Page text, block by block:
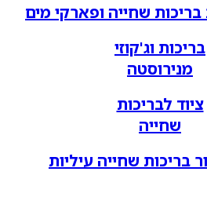
שחייה ופארקי מים
בריכות וג'קוזי
מנירוסטה
ציוד לבריכות
שחייה
בריכות שחייה עיליות